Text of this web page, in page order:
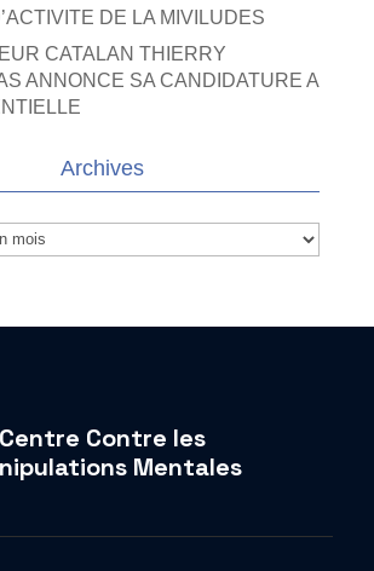
DE LA MIVILUDES
CATALAN THIERRY
ANNONCE SA CANDIDATURE A
Archives
Centre Contre les
Mentales